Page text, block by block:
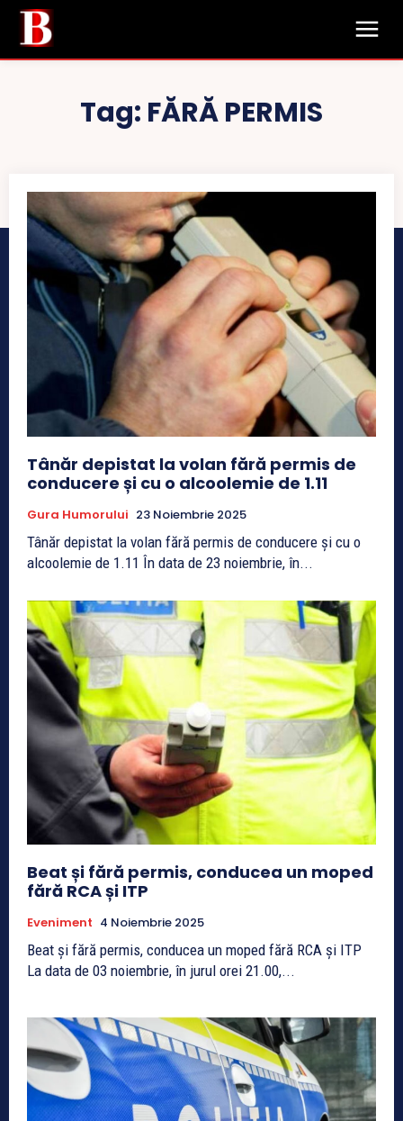
Tag: FĂRĂ PERMIS
Tânăr depistat la volan fără permis de
conducere și cu o alcoolemie de 1.11
Gura Humorului 23 Noiembrie 2025
Tânăr depistat la volan fără permis de conducere și cu o
alcoolemie de 1.11 În data de 23 noiembrie, în...
Beat și fără permis, conducea un moped
fără RCA și ITP
Eveniment 4 Noiembrie 2025
Beat și fără permis, conducea un moped fără RCA și ITP
La data de 03 noiembrie, în jurul orei 21.00,...